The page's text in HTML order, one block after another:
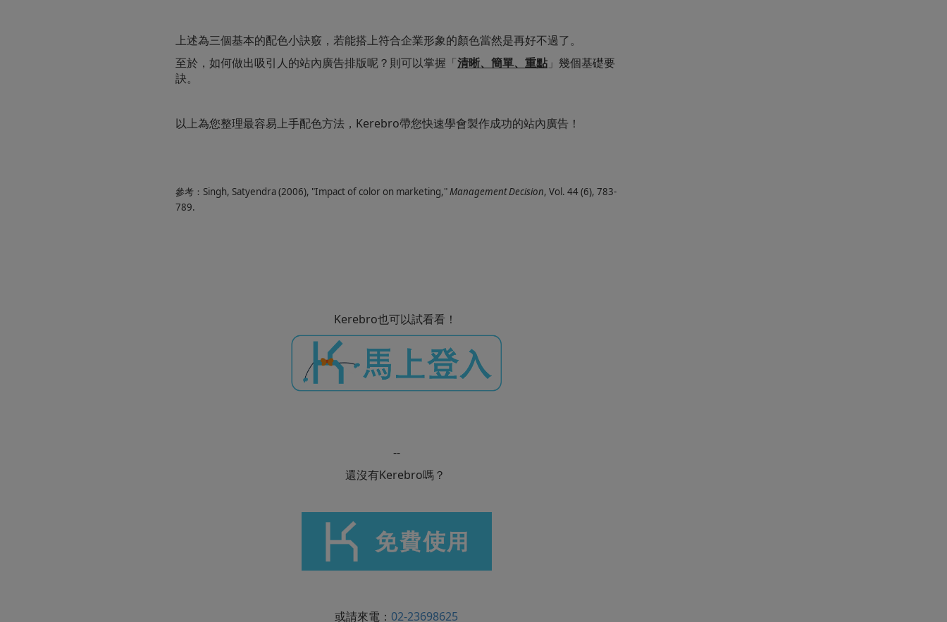
上述為三個基本的配色小訣竅，若能搭上符合企業形象的顏色當然是再好不過了。
至於，如何做出吸引人的站內廣告排版呢？則可以掌握「清晰、簡單、重點 」幾個基礎要
訣。
以上為您整理最容易上手配色方法，Kerebro帶您快速學會製作成功的站內廣告！
參考：Singh, Satyendra (2006), "Impact of color on marketing,"Management Decision, Vol. 44 (6), 783-
789.
Kerebro也可以試看看！
--
還沒有Kerebro嗎？
或請來電： 02-23698625